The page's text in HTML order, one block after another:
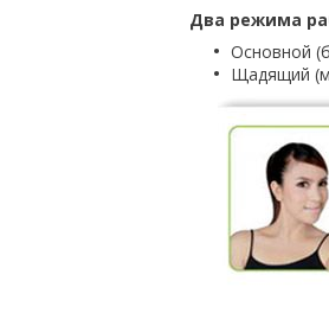
Два режима
Основной
Щадящий